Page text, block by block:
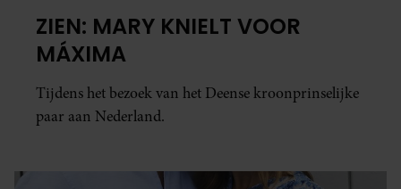
ZIEN: MARY KNIELT VOOR
MÁXIMA
Tijdens het bezoek van het Deense kroonprinselijke
paar aan Nederland.